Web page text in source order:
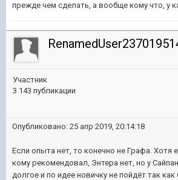
прежде чем сделать, а вообще кому что, у
Участник
3 143 публикации
Опубликовано: 25 апр 2019, 20:14:18
Если опыта нет, то конечно не Графа. Хотя
кому рекомендовал, Энтера нет, но у
долгое и по идее новичку не пойдёт так как